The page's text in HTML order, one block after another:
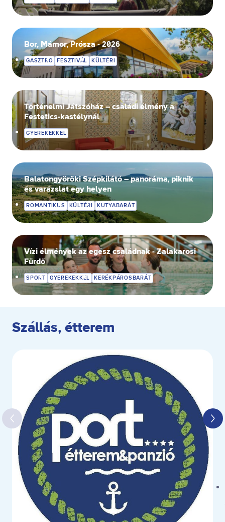
Bor, Mámor, Prósza - 2026
GASZTRO FESZTIVÁL KÜLTÉRI
Történelmi Játszóház – családi élmény a
Festetics-kastélynál
GYEREKEKKEL
Balatongyöröki Szépkilátó – panoráma, piknik
és varázslat egy helyen
ROMANTIKUS KÜLTÉRI KUTYABARÁT
Vízi élmények az egész családnak - Zalakarosi
Fürdő
SPORT GYEREKEKKEL KERÉKPÁROSBARÁT
Szállás, étterem